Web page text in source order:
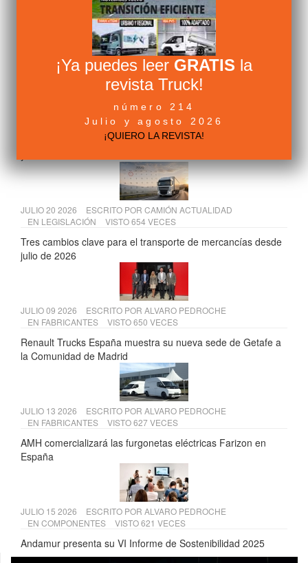
ESCRITO PORALVARO PEDROCHE
FABRICANTES VISTO 704 VECES
Volvo FH Aero: la configuración más eficiente para larga
distancia | Volvo Trucks
ESCRITO PORALVARO PEDROCHE
FABRICANTES VISTO 657 VECES
Scania presenta sus soluciones para construcción en Osuna
JULIO 20 2026 ESCRITO POR CAMIÓN ACTUALIDAD
EN LEGISLACIÓN VISTO 654 VECES
Tres cambios clave para el transporte de mercancías desde
julio de 2026
JULIO 09 2026 ESCRITO POR ALVARO PEDROCHE
EN FABRICANTES VISTO 650 VECES
Renault Trucks España muestra su nueva sede de Getafe a
la Comunidad de Madrid
JULIO 13 2026 ESCRITO POR ALVARO PEDROCHE
EN FABRICANTES VISTO 627 VECES
AMH comercializará las furgonetas eléctricas Farizon en
España
JULIO 15 2026 ESCRITO POR ALVARO PEDROCHE
EN COMPONENTES VISTO 621 VECES
Andamur presenta su VI Informe de Sostenibilidad 2025
¡Ya puedes leer GRATIS la
revista Truck!
número 214
Julio y agosto 2026
¡QUIERO LA REVISTA!